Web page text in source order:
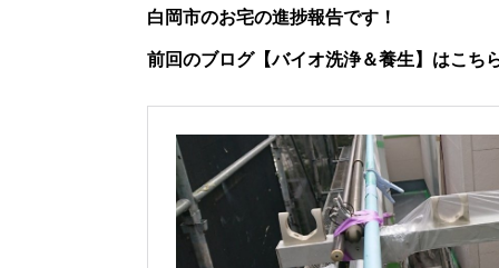
白岡市のお宅の進捗報告です！
前回のブログ【バイオ洗浄＆養生】はこち